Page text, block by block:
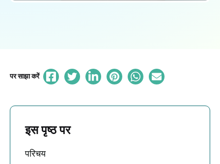
पर साझा करें
इस पृष्ठ पर
परिचय